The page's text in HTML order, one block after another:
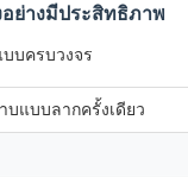
อย่างมีประสิทธิภาพ
บครบวงจร
บแบบลากครั้งเดียว